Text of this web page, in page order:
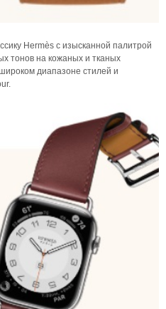
Hermès с изысканной палитрой
тонов на кожаных и тканых
диапазоне стилей и